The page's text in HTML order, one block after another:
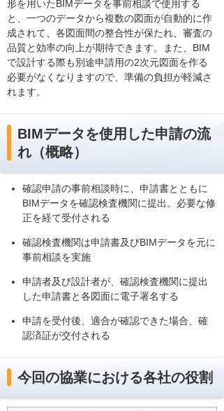
形を用いたBIMデータを事前相談で使用する
と、一つのデータから複数の図面が自動的に作
成されて、各図面間の整合性が保たれ、審査の
品質と効率の向上が期待できます。また、BIM
で設計する際も別途申請用の2次元図面を作る
必要がなくなりますので、準備の負担が軽減さ
れます。
BIMデータを使用した申請の流
れ（概略）
確認申請の事前相談時に、申請書とともに
BIMデータを確認検査機関に提出。必要な修
正を経て受付される
確認検査機関は申請書及びBIMデータを元に
事前相談を実施
申請者及び設計者が、確認検査機関に提出
した申請書と各図面に電子署名する
申請を受付後、適合が確認できた場合、確
認済証が交付される
今回の協業における各社の役割